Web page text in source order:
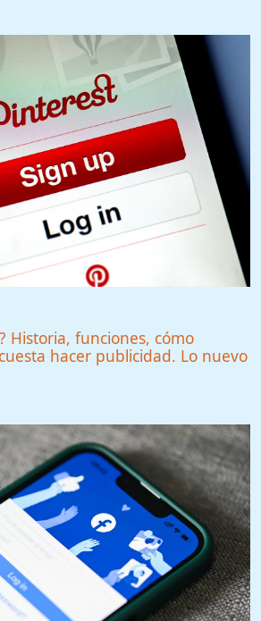
Historia, funciones, cómo
hacer publicidad. Lo nuevo